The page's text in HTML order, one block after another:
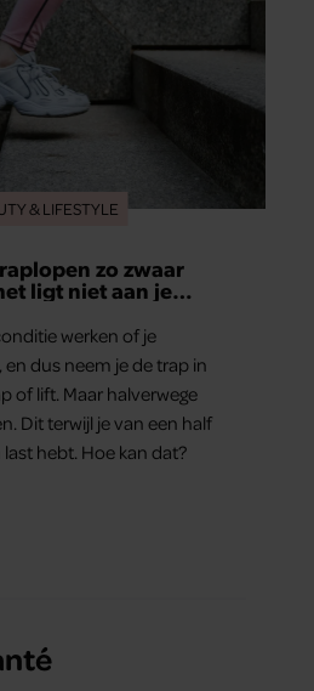
& LIFESTYLE
zo zwaar
ligt niet aan je
werken of je
dus neem je de trap in
of lift. Maar halverwege
Dit terwijl je van een half
hebt. Hoe kan dat?